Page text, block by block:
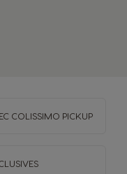
COLISSIMO PICKUP